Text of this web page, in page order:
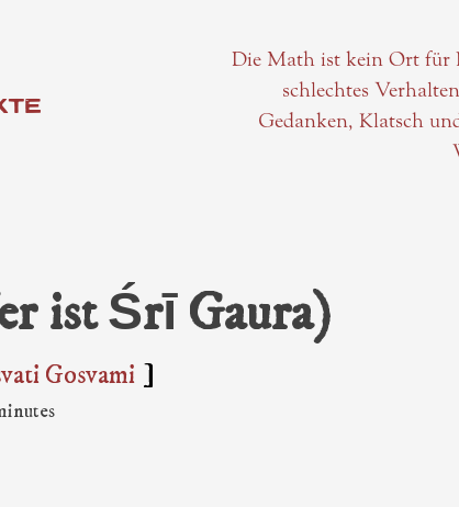
Die Math ist kein Ort für
schlechtes
Gedanken, Klatsch
ist Śrī Gaura)
Gosvami